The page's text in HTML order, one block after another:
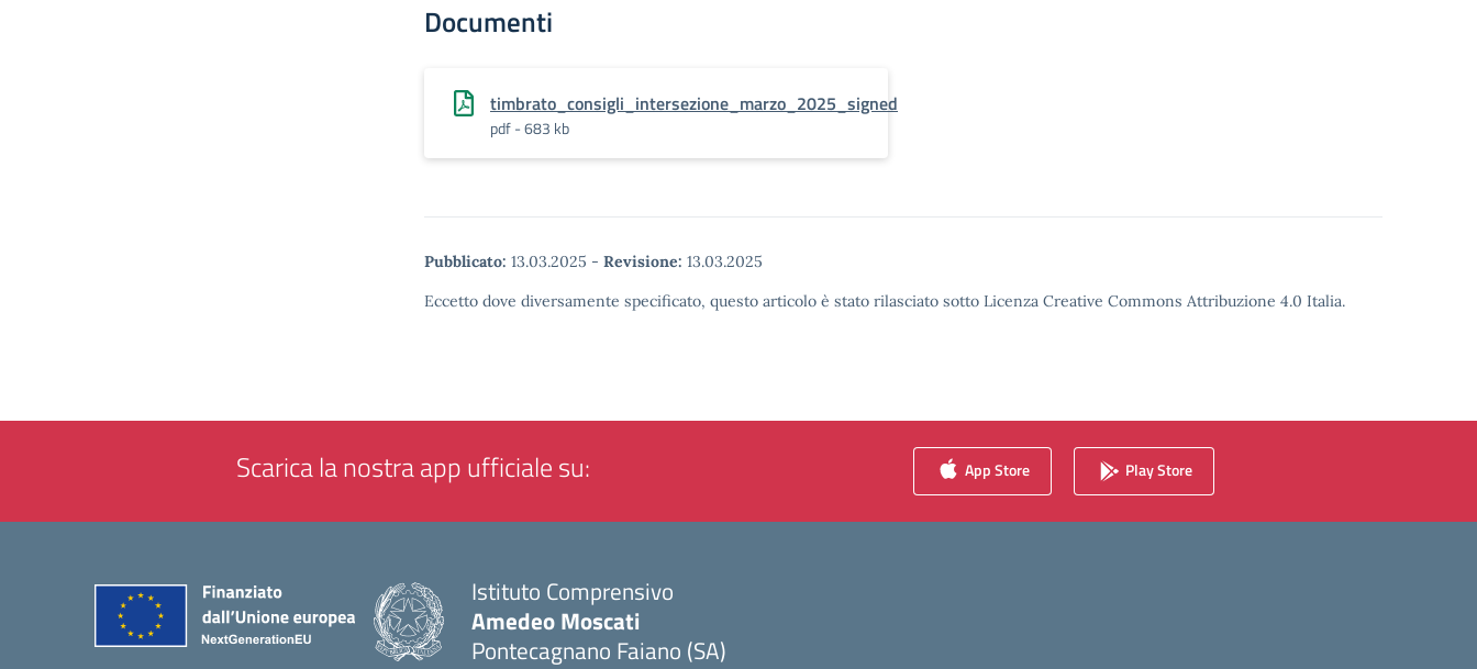
Documenti
timbrato_consigli_intersezione_marzo_2025_signed
pdf - 683 kb
Pubblicato: 13.03.2025 - Revisione: 13.03.2025
Eccetto dove diversamente specificato, questo articolo è stato rilasciato sotto Licenza Creative Commons Attribuzione 4.0 Italia.
Scarica la nostra app ufficiale su: App Store Play Store
Istituto Comprensivo
Amedeo Moscati
Pontecagnano Faiano (SA)